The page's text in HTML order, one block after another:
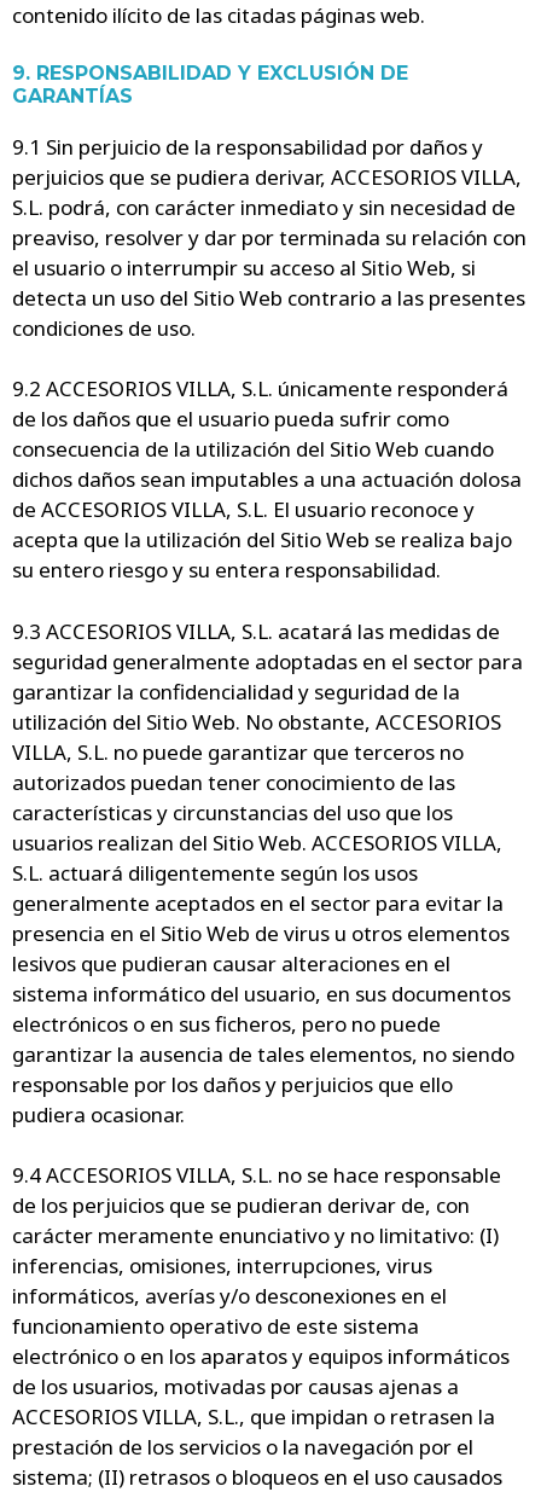
contenido ilícito de las citadas páginas web.
9. RESPONSABILIDAD Y EXCLUSIÓN DE
GARANTÍAS
9.1 Sin perjuicio de la responsabilidad por daños y
perjuicios que se pudiera derivar, ACCESORIOS VILLA,
S.L. podrá, con carácter inmediato y sin necesidad de
preaviso, resolver y dar por terminada su relación con
el usuario o interrumpir su acceso al Sitio Web, si
detecta un uso del Sitio Web contrario a las presentes
condiciones de uso.
9.2 ACCESORIOS VILLA, S.L. únicamente responderá
de los daños que el usuario pueda sufrir como
consecuencia de la utilización del Sitio Web cuando
dichos daños sean imputables a una actuación dolosa
de ACCESORIOS VILLA, S.L. El usuario reconoce y
acepta que la utilización del Sitio Web se realiza bajo
su entero riesgo y su entera responsabilidad.
9.3 ACCESORIOS VILLA, S.L. acatará las medidas de
seguridad generalmente adoptadas en el sector para
garantizar la confidencialidad y seguridad de la
utilización del Sitio Web. No obstante, ACCESORIOS
VILLA, S.L. no puede garantizar que terceros no
autorizados puedan tener conocimiento de las
características y circunstancias del uso que los
usuarios realizan del Sitio Web. ACCESORIOS VILLA,
S.L. actuará diligentemente según los usos
generalmente aceptados en el sector para evitar la
presencia en el Sitio Web de virus u otros elementos
lesivos que pudieran causar alteraciones en el
sistema informático del usuario, en sus documentos
electrónicos o en sus ficheros, pero no puede
garantizar la ausencia de tales elementos, no siendo
responsable por los daños y perjuicios que ello
pudiera ocasionar.
9.4 ACCESORIOS VILLA, S.L. no se hace responsable
de los perjuicios que se pudieran derivar de, con
carácter meramente enunciativo y no limitativo: (I)
inferencias, omisiones, interrupciones, virus
informáticos, averías y/o desconexiones en el
funcionamiento operativo de este sistema
electrónico o en los aparatos y equipos informáticos
de los usuarios, motivadas por causas ajenas a
ACCESORIOS VILLA, S.L., que impidan o retrasen la
prestación de los servicios o la navegación por el
sistema; (II) retrasos o bloqueos en el uso causados